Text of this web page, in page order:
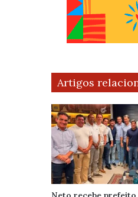
Artigos